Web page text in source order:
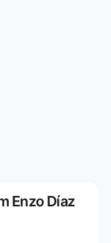
Enzo Díaz